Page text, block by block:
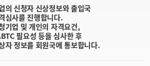
의 신청자 신상정보와 출입국
심사를 진행합니다.
기업 및 개인의 자격요건,
필요성 등을 심사한 후
자 정보를 회원국에 통보합니다.